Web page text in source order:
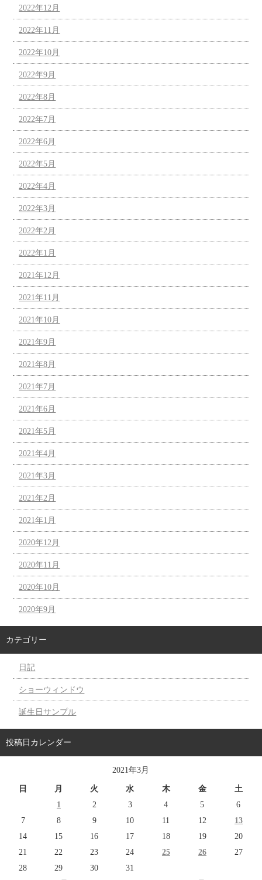
2022年12月
2022年11月
2022年10月
2022年9月
2022年8月
2022年7月
2022年6月
2022年5月
2022年4月
2022年3月
2022年2月
2022年1月
2021年12月
2021年11月
2021年10月
2021年9月
2021年8月
2021年7月
2021年6月
2021年5月
2021年4月
2021年3月
2021年2月
2021年1月
2020年12月
2020年11月
2020年10月
2020年9月
カテゴリー
日記
ショーウィンドウ
誕生日サンプル
投稿日カレンダー
2021年3月
日 月 火 水 木 金 土
1 2 3 4 5
6
7
8 9 10 11 12
13
14
15 16 17 18 19
20
21
22 23 24 25 26
27
28
29 30 31